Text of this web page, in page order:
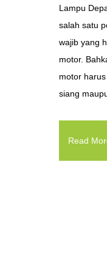
Lampu
salah satu
wajib yang
motor.
motor
siang
Read